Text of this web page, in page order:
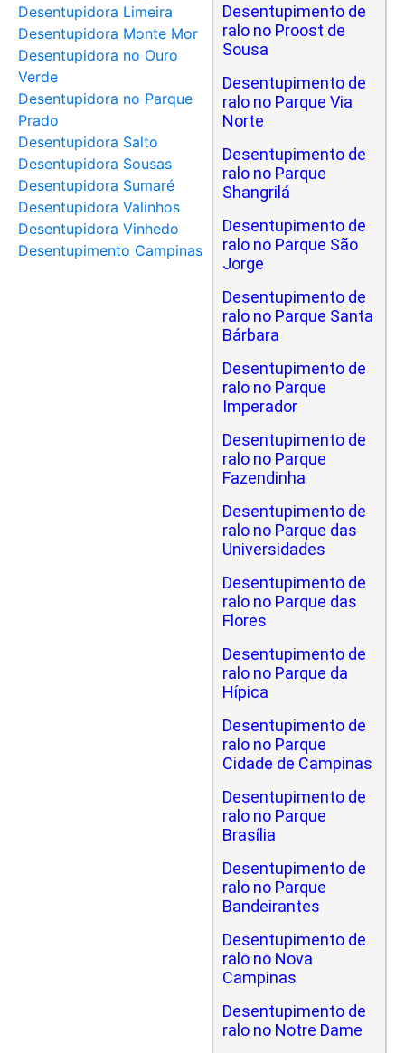
Desentupidora Limeira
Desentupidora Monte Mor
Desentupidora no Ouro
Verde
Desentupidora no Parque
Prado
Desentupidora Salto
Desentupidora Sousas
Desentupidora Sumaré
Desentupidora Valinhos
Desentupidora Vinhedo
Desentupimento Campinas
Desentupimento de
ralo no Proost de
Sousa
Desentupimento de
ralo no Parque Via
Norte
Desentupimento de
ralo no Parque
Shangrilá
Desentupimento de
ralo no Parque São
Jorge
Desentupimento de
ralo no Parque Santa
Bárbara
Desentupimento de
ralo no Parque
Imperador
Desentupimento de
ralo no Parque
Fazendinha
Desentupimento de
ralo no Parque das
Universidades
Desentupimento de
ralo no Parque das
Flores
Desentupimento de
ralo no Parque da
Hípica
Desentupimento de
ralo no Parque
Cidade de Campinas
Desentupimento de
ralo no Parque
Brasília
Desentupimento de
ralo no Parque
Bandeirantes
Desentupimento de
ralo no Nova
Campinas
Desentupimento de
ralo no Notre Dame